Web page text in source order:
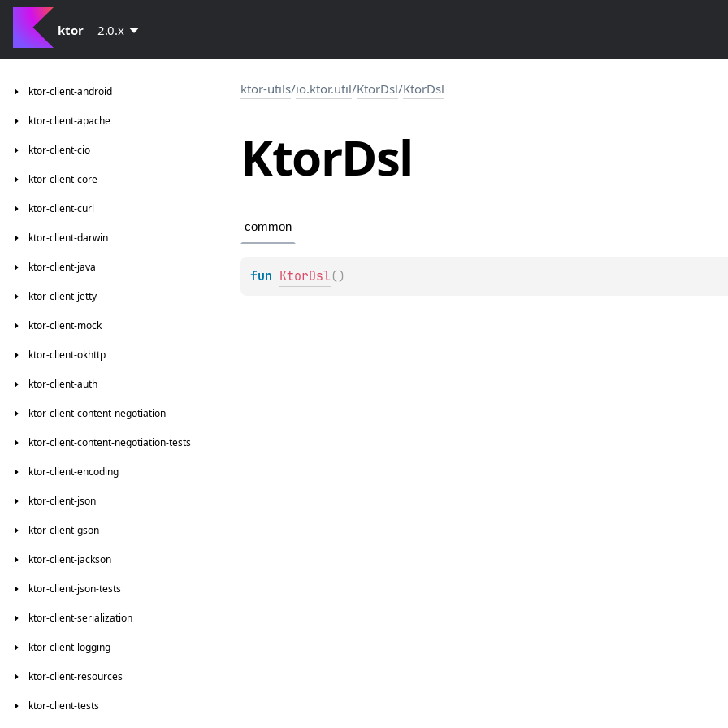
ktor 2.0.x
ktor-client-android
ktor-client-apache
ktor-client-cio
ktor-client-core
ktor-client-curl
ktor-client-darwin
ktor-client-java
ktor-client-jetty
ktor-client-mock
ktor-client-okhttp
ktor-client-auth
ktor-client-content-negotiation
ktor-client-content-negotiation-tests
ktor-client-encoding
ktor-client-json
ktor-client-gson
ktor-client-jackson
ktor-client-json-tests
ktor-client-serialization
ktor-client-logging
ktor-client-resources
ktor-client-tests
ktor-utils/io.ktor.util/KtorDsl/KtorDsl
KtorDsl
common
fun KtorDsl( )